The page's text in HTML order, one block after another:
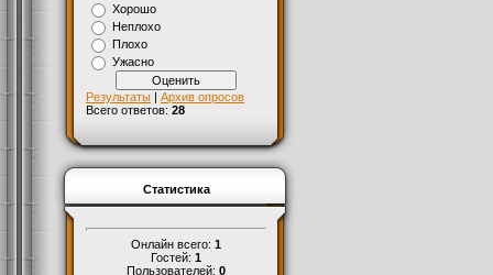
Хорошо
Неплохо
Плохо
Ужасно
Результаты | Архив опросов
Всего ответов: 28
Статистика
Онлайн всего: 1
Гостей: 1
Пользователей: 0